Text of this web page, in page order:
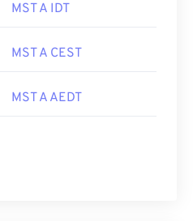
MST A IDT
MST A CEST
MST A AEDT